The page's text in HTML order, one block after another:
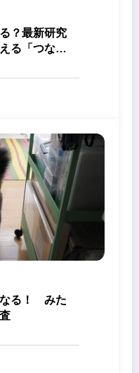
？最新研究
る「つなが
なる！ みた